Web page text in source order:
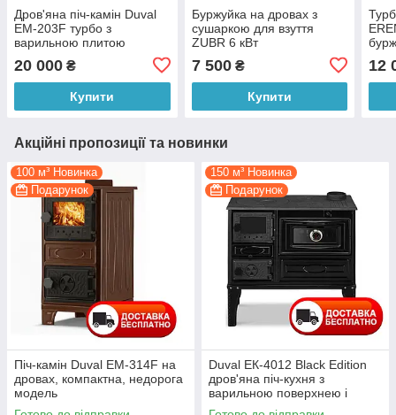
Дров'яна піч-камін Duval
EM-203F турбо з
варильною плитою
20 000 ₴
Купити
Буржуйка на дровах з
сушаркою для взуття
ZUBR 6 кВт
7 500₴
Купити
12
Акційні пропозиції та новинки
100 м³ Новинка
Подарунок
Піч-камін Duval EM-314F на
дровах, компактна, недорога
модель
150 м³ Новинка
Подарунок
Duval ЕК-4012 Black Edition
дров'яна піч-кухня з
варильною поверхнею і
духовкою (чорна)